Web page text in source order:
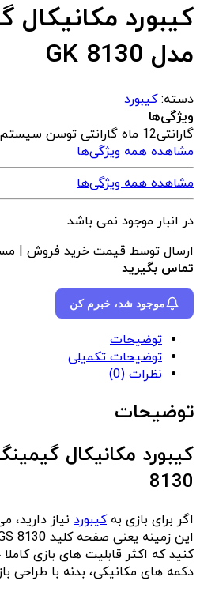
کیبورد
مدل GK 8130
دسته:کیبورد
ویژگی‌ها
گارانتی12 ماه گارانتی توسن سیستم
مشاهده همه ویژگی‌ها
مشاهده همه ویژگی‌ها
در انبار موجود نمی باشد
ارسال توسط قیمت خرید فروش |
تماس بگیرید
موجود شد، خبرم کن
توضیحات
توضیحات تکمیلی
نظرات (0)
توضیحات
8130
اگر برای بازی بهکیبورد نیاز دارید،
کنید که اکثر قابلیت های بازی کاملا
دکمه های مکانیکی، بدنه با طراحی